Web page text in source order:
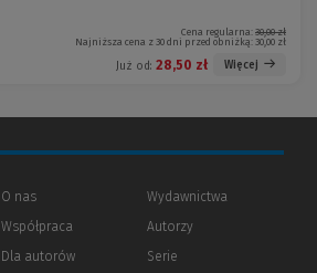
Cena regularna: 30,00 zł
Najniższa cena z 30 dni przed obniżką: 30,00 zł
Już od: 28,50 zł Więcej
O nas
Współpraca
Dla autorów(Nowe
(Link
Wydawnictwa
Autorzy
Serie